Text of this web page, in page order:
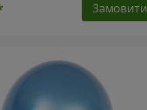
Замовити